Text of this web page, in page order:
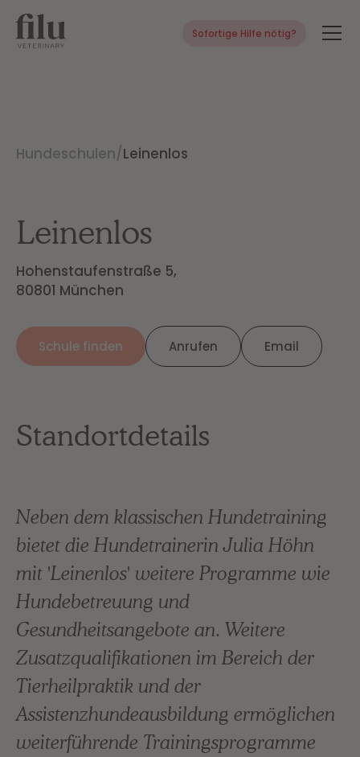
Sofortige Hilfe nötig?
Hundeschulen/Leinenlos
Leinenlos
Hohenstaufenstraße 5,
80801 München
Schule finden Anrufen Email
Standortdetails
Neben dem klassischen Hundetraining
bietet die Hundetrainerin Julia Höhn
mit 'Leinenlos' weitere Programme wie
Hundebetreuung und
Gesundheitsangebote an. Weitere
Zusatzqualifikationen im Bereich der
Tierheilpraktik und der
Assistenzhundeausbildung ermöglichen
weiterführende Trainingsprogramme